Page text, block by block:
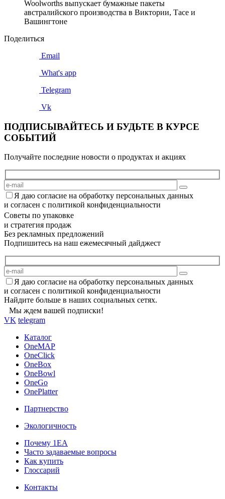
Woolworths выпускает бумажные пакеты
австралийского производства в Виктории, Тасе и
Вашингтоне
Поделиться
Email
What's app
Telegram
Vk
ПОДПИСЫВАЙТЕСЬ И БУДЬТЕ В КУРСЕ
СОБЫТИЙ
Получайте последние новости о продуктах и акциях
Я даю согласие на обработку персональных данных
и согласен с политикой конфиденциальности
Советы по упаковке
и стратегия продаж
Без рекламных предложений
Подпишитесь на наш ежемесячный дайджест
Я даю согласие на обработку персональных данных
и согласен с политикой конфиденциальности
Найдите больше в наших социальных сетях.
Мы ждем вашей подписки!
VK telegram
Каталог
OneMAP
OneClick
OneBox
OneBowl
OneGo
OnePlatter
Партнерство
Экологичность
Почему 1ЕА
Часто задаваемые вопросы
Как купить
Глоссарий
Контакты